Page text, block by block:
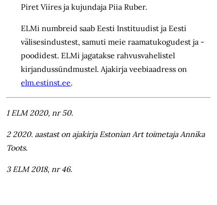
Piret Viires ja kujundaja Piia Ruber.
ELMi numbreid saab Eesti Insti­tuudist ja Eesti
välisesindustest, samuti meie raamatukogudest ja -
poodidest. ELMi jagatakse rahvusvahelistel
kirjandussündmustel. Ajakirja veebiaadress on
elm.estinst.ee.
1 ELM 2020, nr 50.
2 2020. aastast on ajakirja Estonian Art toimetaja Annika
Toots.
3 ELM 2018, nr 46.